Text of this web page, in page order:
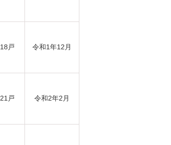
18戸 令和1年12月
21戸 令和2年2月